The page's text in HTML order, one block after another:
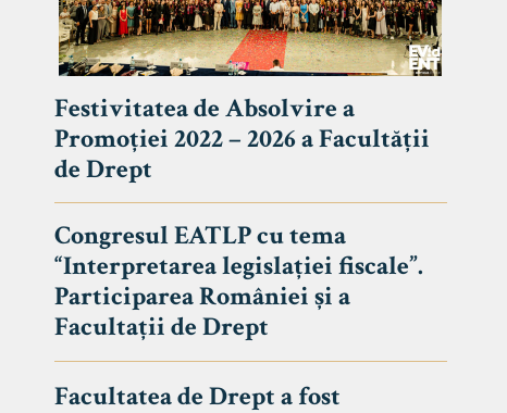
Festivitatea de Absolvire a
Promoției 2022 – 2026 a Facultății
de Drept
Congresul EATLP cu tema
“Interpretarea legislației fiscale”.
Participarea României și a
Facultații de Drept
Facultatea de Drept a fost